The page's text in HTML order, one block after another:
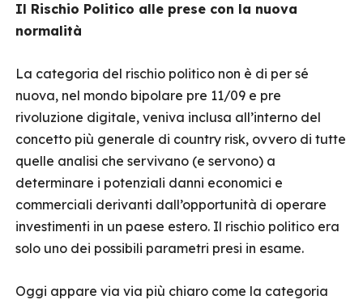
Il Rischio Politico alle prese con la nuova
normalità
La categoria del rischio politico non è di per sé
nuova, nel mondo bipolare pre 11/09 e pre
rivoluzione digitale, veniva inclusa all’interno del
concetto più generale di country risk, ovvero di tutte
quelle analisi che servivano (e servono) a
determinare i potenziali danni economici e
commerciali derivanti dall’opportunità di operare
investimenti in un paese estero. Il rischio politico era
solo uno dei possibili parametri presi in esame.
Oggi appare via via più chiaro come la categoria